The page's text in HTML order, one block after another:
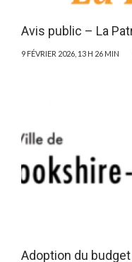
Avis public – La
9 FÉVRIER 2026, 13 H 26 MIN
Adoption du